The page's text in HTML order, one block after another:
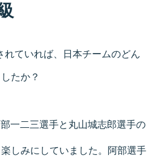
ていれば、日本チームのどん
たか？
一二三選手と丸山城志郎選手の
しみにしていました。阿部選手